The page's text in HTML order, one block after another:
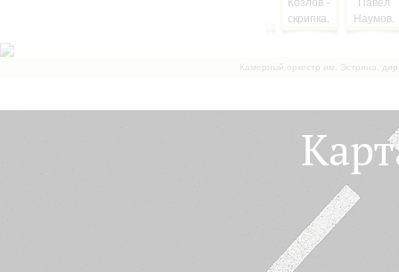
Камерный оркестр им. Эстрина,